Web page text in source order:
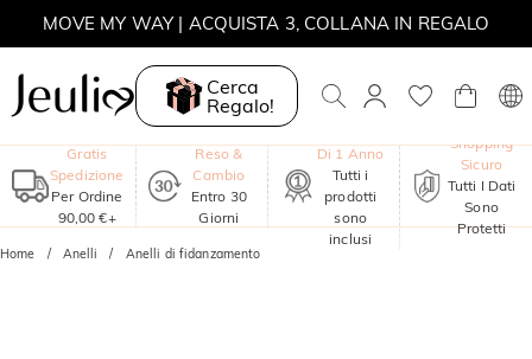
MOVE MY WAY | ACQUISTA 3, COLLANA IN REGALO
Cerca
Regalo!
Gratis
Spedizione
Per Ordine
90,00 €+
Reso &
Cambio
Entro 30
Giorni
Di 1 Anno
Tutti i
prodotti
sono
inclusi
Shopping
Sicuro
Tutti I Dati
Sono
Protetti
Home Anelli Anelli di fidanzamento